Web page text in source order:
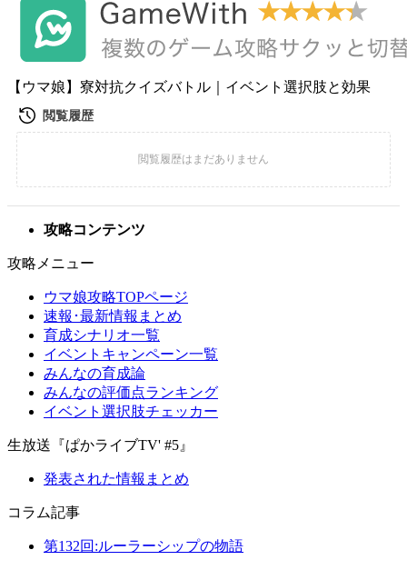
【ウマ娘】寮対抗クイズバトル｜イベント選択肢と効果
攻略コンテンツ
攻略メニュー
ウマ娘攻略TOPページ
速報･最新情報まとめ
育成シナリオ一覧
イベントキャンペーン一覧
みんなの育成論
みんなの評価点ランキング
イベント選択肢チェッカー
生放送『ぱかライブTV' #5』
発表された情報まとめ
コラム記事
第132回:ルーラーシップの物語